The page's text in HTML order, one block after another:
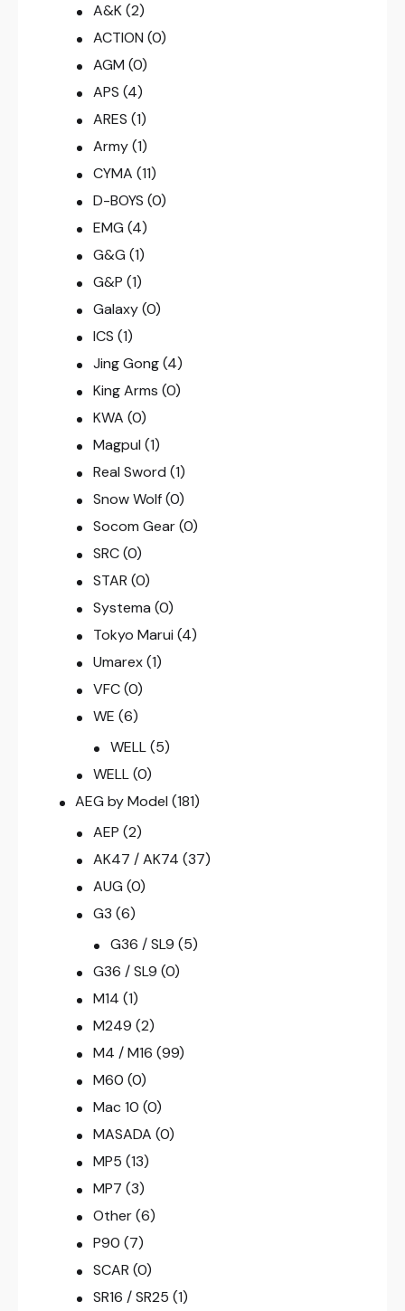
A&K (2)
ACTION (0)
AGM (0)
APS (4)
ARES (1)
Army (1)
CYMA (11)
D-BOYS (0)
EMG (4)
G&G (1)
G&P (1)
Galaxy (0)
ICS (1)
Jing Gong (4)
King Arms (0)
KWA (0)
Magpul (1)
Real Sword (1)
Snow Wolf (0)
Socom Gear (0)
SRC (0)
STAR (0)
Systema (0)
Tokyo Marui (4)
Umarex (1)
VFC (0)
WE (6)
WELL (5)
WELL (0)
AEG by Model (181)
AEP (2)
AK47 / AK74 (37)
AUG (0)
G3 (6)
G36 / SL9 (5)
G36 / SL9 (0)
M14 (1)
M249 (2)
M4 / M16 (99)
M60 (0)
Mac 10 (0)
MASADA (0)
MP5 (13)
MP7 (3)
Other (6)
P90 (7)
SCAR (0)
SR16 / SR25 (1)